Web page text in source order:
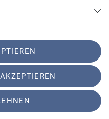
e.V.
Einstellungen